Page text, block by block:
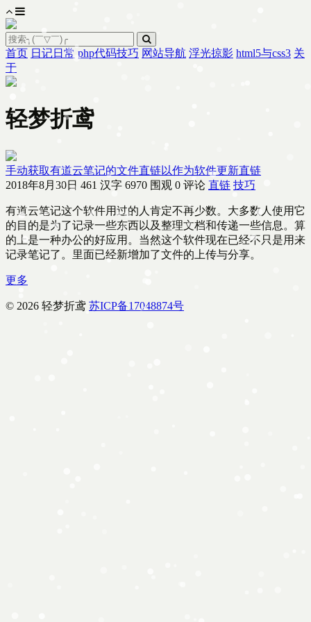
首页 日记日常 php代码技巧 网站导航 浮光掠影 html5与css3 关
于
轻梦折鸢
手动获取有道云笔记的文件直链以作为软件更新直链
2018年8月30日 461 汉字 6970 围观 0 评论 直链 技巧
有道云笔记这个软件用过的人肯定不再少数。大多数人使用它
的目的是为了记录一些东西以及整理文档和传递一些信息。算
的上是一种办公的好应用。当然这个软件现在已经不只是用来
记录笔记了。里面已经新增加了文件的上传与分享。
更多
© 2026 轻梦折鸢 苏ICP备17048874号